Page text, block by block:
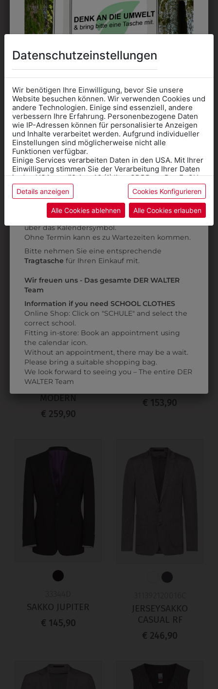
316312120021
HERREN-
JERSEYWESTE RF
CASUAL
€ 93,90
+
311157000020K
SAKKO
KURZGESTELLT RF
BASIC
€ 207,90
311272820010M
SAKKO SLIM FIT,
KOLLEKTION:
MODERN
€ 259,90
38103500010
HERRENSAKKO
€ 153,90
SAKKO JUPITER
€ 145,90
JERSEYSAKKO
CASUAL RF
€ 246,90
Datenschutzeinstellungen
Wir benötigen Ihre Einwilligung, bevor Sie unsere
Website besuchen können. Wir verwenden Cookies und
andere Technologien. Einige sind essenziell, andere
verbessern Ihre Erfahrung. Personenbezogene Daten
wie IP-Adressen können für personalisierte Anzeigen
und Inhalte verarbeitet werden. Aufgrund individueller
Einstellungen sind möglicherweise nicht alle
Funktionen verfügbar.
Einige Services verarbeiten Daten in den USA. Mit Ihrer
Einwilligung stimmen Sie der Verarbeitung Ihrer Daten
in den USA gemäß Art. 49 (1) lit. a GDPR zu. Der EuGH
stuft die USA als Land mit unzureichendem Datenschutz
ein, und es besteht das Risiko, dass US-Behörden
Daten ohne Klagemöglichkeit für Europäer überwachen.
Datenschutzerklärungbzw. im
Details anzeigen Cookies Konfigurieren
Alle Cookies ablehnen Alle Cookies erlauben
Informationen wenn Sie
Kleidung
für die SCHULE
benötigen
Online Shop: Klick auf SCHULE in der
Kategorie und die richtige Schule auswählen.
AnprobeVorort im Geschäft: Termin buchen
über das Kalendersymbol.
Ohne Termin kann es zu Wartezeiten kommen.
Bitte nehmen Sie eine entsprechende
Tragtasche für Ihren Einkauf mit.
Wir freuen uns - Das gesamte DER WALTER
Team
Information if you need SCHOOL CLOTHES
Online Shop: Click on "SCHULE" and select the
correct school.
Fitting in-store: Book an appointment using
the calendar icon.
Without an appointment, there may be a wait.
Please bring a suitable shopping bag.
We look forward to seeing you – The entire DER
WALTER Team